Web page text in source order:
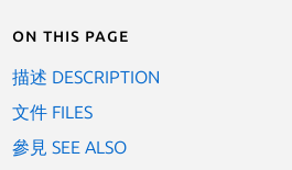
On this page
描述 DESCRIPTION
文件 FILES
參見 SEE ALSO